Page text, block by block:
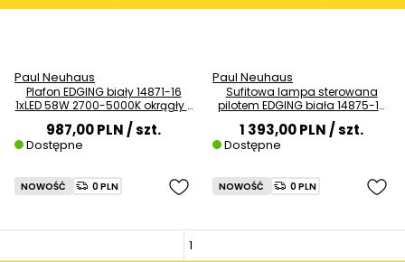
Paul Neuhaus
Plafon EDGING biały 14871-16
1xLED 58W 2700-5000K okrągły z
987,00 PLN/ szt.
Dostępne
Paul Neuhaus
Sufitowa lampa sterowana
pilotem EDGING biała 14875-16
1xLED 36W 2700-5000K CCT
1 393,00 PLN/ szt.
Dostępne
NOWOŚĆ 0 PLN NOWOŚĆ 0 PLN